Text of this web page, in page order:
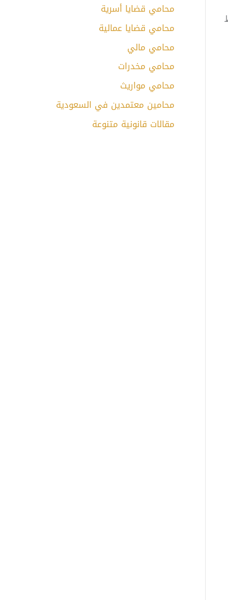
محامي قضايا أسرية
محامي قضايا عمالية
محامي مالي
محامي مخدرات
محامي مواريث
محامين معتمدين في السعودية
مقالات قانونية متنوعة